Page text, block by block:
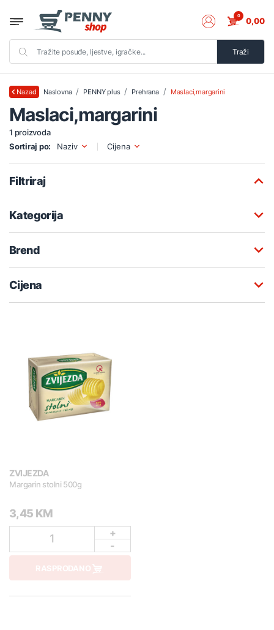
Traži
0 0,00
Nazad Naslovna PENNY plus Prehrana Maslaci,margarini
Maslaci,margarini
1 proizvoda
Sortiraj po:
Naziv Cijena
Filtriraj
Kategorija
Brend
Cijena
ZVIJEZDA
Margarin stolni 500g
3,45 KM
1
+
-
RASPRODANO